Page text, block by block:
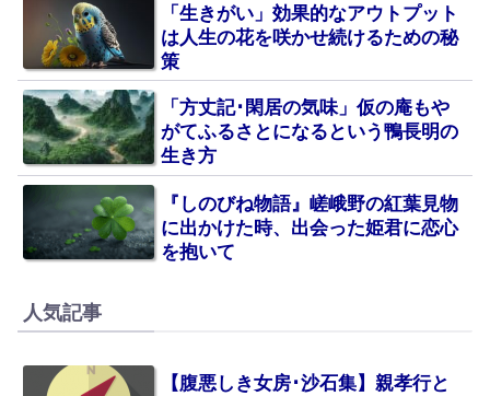
「生きがい」効果的なアウトプット
は人生の花を咲かせ続けるための秘
策
「方丈記･閑居の気味」仮の庵もや
がてふるさとになるという鴨長明の
生き方
『しのびね物語』嵯峨野の紅葉見物
に出かけた時、出会った姫君に恋心
を抱いて
人気記事
【腹悪しき女房･沙石集】親孝行と